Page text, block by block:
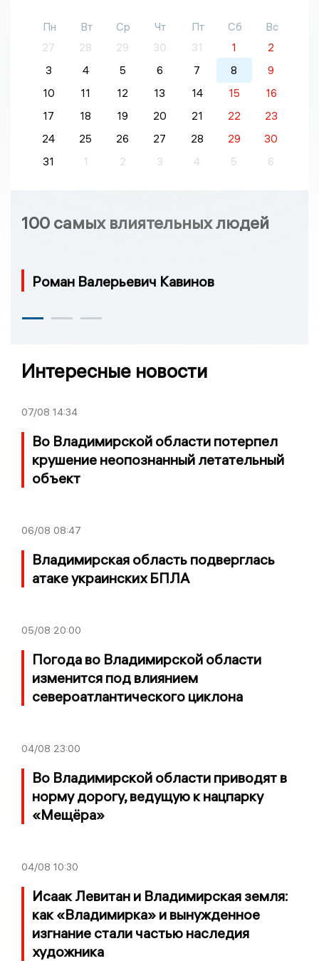
Пн Вт Ср Чт Пт Сб
Вс
27
28 29 30 31 1
2
3
4 5 6 7 8
9
10
11 12 13 14 15
16
17
18 19 20 21 22
23
24
25 26 27 28 29
30
31
1 2 3 4 5 6
100 самых влиятельных людей
Роман Валерьевич Кавинов
Интересные новости
07/08 14:34
Во Владимирской области потерпел
крушение неопознанный летательный
объект
06/08 08:47
Владимирская область подверглась
атаке украинских БПЛА
05/08 20:00
Погода во Владимирской области
изменится под влиянием
североатлантического циклона
04/08 23:00
Во Владимирской области приводят в
норму дорогу, ведущую к нацпарку
«Мещёра»
04/08 10:30
Исаак Левитан и Владимирская земля:
как «Владимирка» и вынужденное
изгнание стали частью наследия
художника